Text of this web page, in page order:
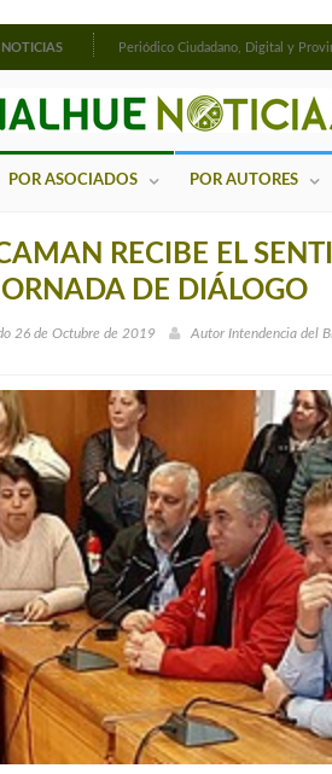
Periódico Ciudadano, Digital y
POR ASOCIADOS POR AUTORES
RECIBE EL
DE DIÁLOGO
26 de Octubre de 2019 Autor Intendencia del